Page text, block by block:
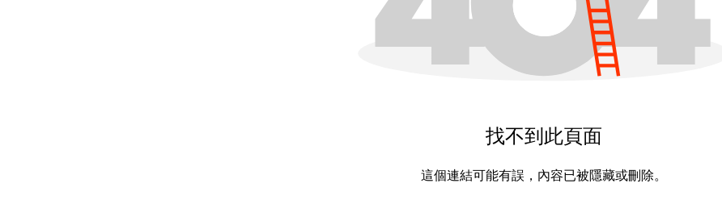
找不到此頁面
這個連結可能有誤，內容已被隱藏或刪除。